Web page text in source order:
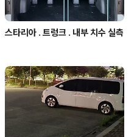
스타리아 . 트렁크 . 내부 치수 실측